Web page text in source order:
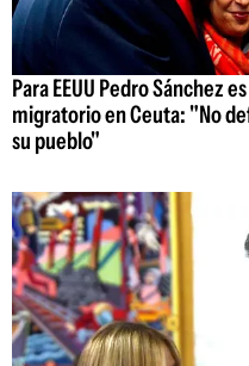
Para EEUU Pedro Sánchez
migratorio en Ceuta: "No
su pueblo"